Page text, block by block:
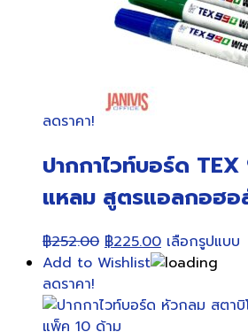
ลดราคา!
ปากกาไวท์บอร์ด
แหลม สูตรแอลกอฮอ
฿252.00 Original
price
฿252.00.
฿225.00Current
price
฿225.00.
เลือกรูปแบบ
Add to Wishlist
ลดราคา!